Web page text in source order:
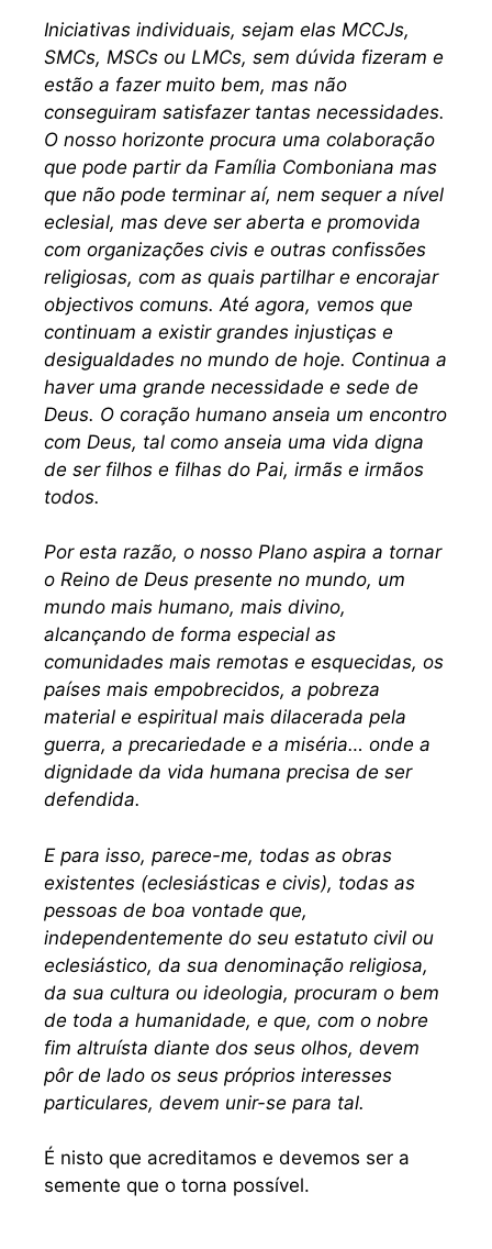
Iniciativas individuais, sejam elas MCCJs,
SMCs, MSCs ou LMCs, sem dúvida fizeram e
estão a fazer muito bem, mas não
conseguiram satisfazer tantas necessidades.
O nosso horizonte procura uma colaboração
que pode partir da Família Comboniana mas
que não pode terminar aí, nem sequer a nível
eclesial, mas deve ser aberta e promovida
com organizações civis e outras confissões
religiosas, com as quais partilhar e encorajar
objectivos comuns. Até agora, vemos que
continuam a existir grandes injustiças e
desigualdades no mundo de hoje. Continua a
haver uma grande necessidade e sede de
Deus. O coração humano anseia um encontro
com Deus, tal como anseia uma vida digna
de ser filhos e filhas do Pai, irmãs e irmãos
todos.
Por esta razão, o nosso Plano aspira a tornar
o Reino de Deus presente no mundo, um
mundo mais humano, mais divino,
alcançando de forma especial as
comunidades mais remotas e esquecidas, os
países mais empobrecidos, a pobreza
material e espiritual mais dilacerada pela
guerra, a precariedade e a miséria… onde a
dignidade da vida humana precisa de ser
defendida.
E para isso, parece-me, todas as obras
existentes (eclesiásticas e civis), todas as
pessoas de boa vontade que,
independentemente do seu estatuto civil ou
eclesiástico, da sua denominação religiosa,
da sua cultura ou ideologia, procuram o bem
de toda a humanidade, e que, com o nobre
fim altruísta diante dos seus olhos, devem
pôr de lado os seus próprios interesses
particulares, devem unir-se para tal.
É nisto que acreditamos e devemos ser a
semente que o torna possível.